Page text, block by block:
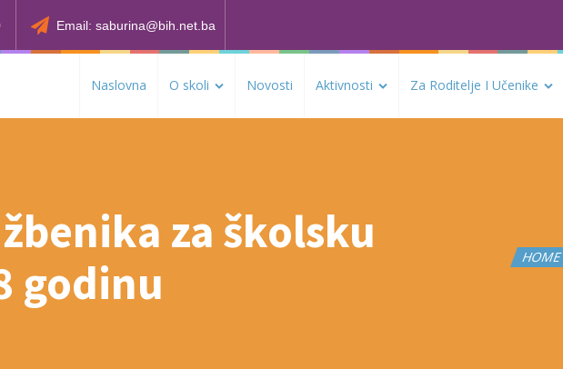
Email: saburina@bih.net.ba
Naslovna O skoli Novosti Aktivnosti Za Roditelje I Učenike
za školsku
godinu
HOME